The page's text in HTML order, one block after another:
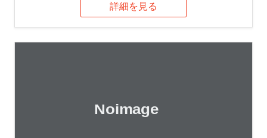
詳細を見る